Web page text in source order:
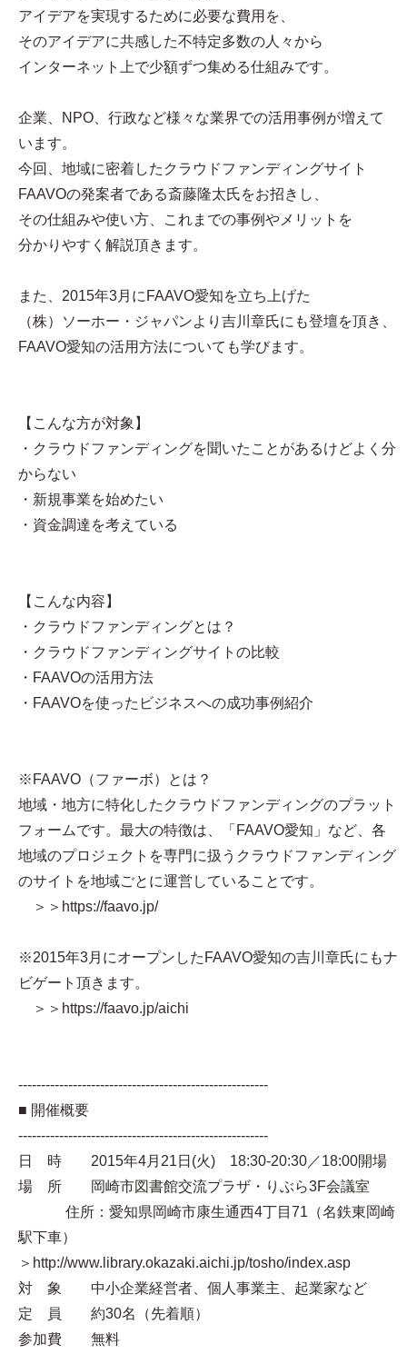
アイデアを実現するために必要な費用を、
そのアイデアに共感した不特定多数の人々から
インターネット上で少額ずつ集める仕組みです。
企業、NPO、行政など様々な業界での活用事例が増えて
います。
今回、地域に密着したクラウドファンディングサイト
FAAVOの発案者である斎藤隆太氏をお招きし、
その仕組みや使い方、これまでの事例やメリットを
分かりやすく解説頂きます。
また、2015年3月にFAAVO愛知を立ち上げた
（株）ソーホー・ジャパンより吉川章氏にも登壇を頂き、
FAAVO愛知の活用方法についても学びます。
【こんな方が対象】
・クラウドファンディングを聞いたことがあるけどよく分
からない
・新規事業を始めたい
・資金調達を考えている
【こんな内容】
・クラウドファンディングとは？
・クラウドファンディングサイトの比較
・FAAVOの活用方法
・FAAVOを使ったビジネスへの成功事例紹介
※FAAVO（ファーボ）とは？
地域・地方に特化したクラウドファンディングのプラット
フォームです。最大の特徴は、「FAAVO愛知」など、各
地域のプロジェクトを専門に扱うクラウドファンディング
のサイトを地域ごとに運営していることです。
＞＞https://faavo.jp/
※2015年3月にオープンしたFAAVO愛知の吉川章氏にもナ
ビゲート頂きます。
＞＞https://faavo.jp/aichi
-------------------------------------------------------
■ 開催概要
-------------------------------------------------------
日 時 2015年4月21日(火) 18:30-20:30／18:00開場
場 所 岡崎市図書館交流プラザ・りぶら3F会議室
住所：愛知県岡崎市康生通西4丁目71（名鉄東岡崎
駅下車）
＞http://www.library.okazaki.aichi.jp/tosho/index.asp
対 象 中小企業経営者、個人事業主、起業家など
定 員 約30名（先着順）
参加費 無料